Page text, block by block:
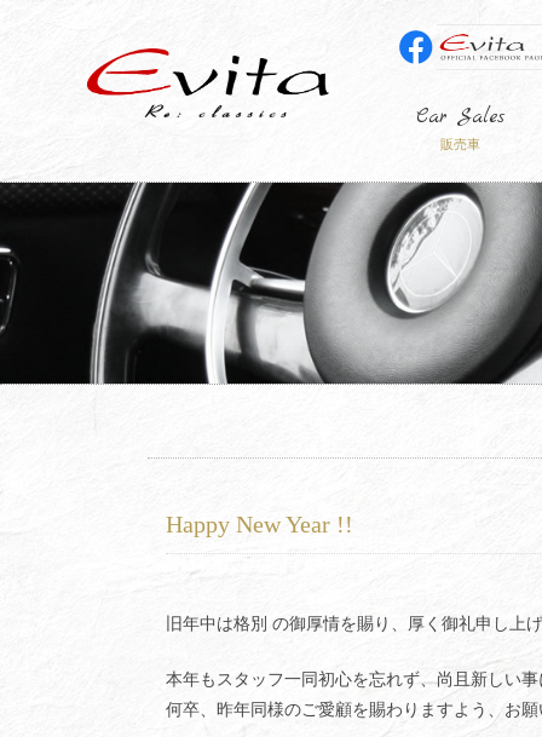
Car Sales
販売車
Happy New Year !!
旧年中は格別 の御厚情を賜り、厚く御礼申し上
本年もスタッフ一同初心を忘れず、尚且新しい
何卒、昨年同様のご愛顧を賜わりますよう、お